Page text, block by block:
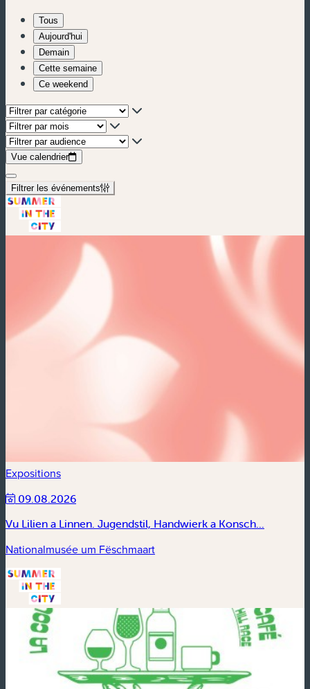
Tous
Aujourd'hui
Demain
Cette semaine
Ce weekend
Vue calendrier
Filtrer les événements
Expositions
09.08.2026
Vu Lilien a Linnen. Jugendstil, Handwierk a Konsch...
Nationalmusée um Fëschmaart